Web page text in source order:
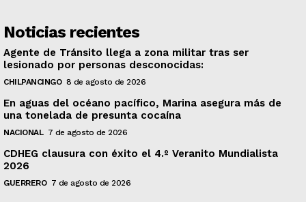
Noticias recientes
Agente de Tránsito llega a zona militar tras ser
lesionado por personas desconocidas:
CHILPANCINGO 8 de agosto de 2026
En aguas del océano pacífico, Marina asegura más de
una tonelada de presunta cocaína
NACIONAL 7 de agosto de 2026
CDHEG clausura con éxito el 4.º Veranito Mundialista
2026
GUERRERO 7 de agosto de 2026